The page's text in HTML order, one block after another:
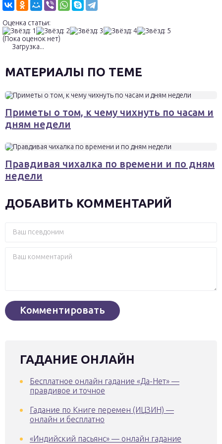
Оценка статьи:
(Пока оценок нет)
Загрузка...
МАТЕРИАЛЫ ПО ТЕМЕ
Приметы о том, к чему чихнуть по часам и
дням недели
Правдивая чихалка по времени и по дням
недели
ДОБАВИТЬ КОММЕНТАРИЙ
ГАДАНИЕ ОНЛАЙН
Бесплатное онлайн гадание «Да-Нет» —
правдивое и точное
Гадание по Книге перемен (ИЦЗИН) —
онлайн и бесплатно
«Индийский пасьянс» — онлайн гадание